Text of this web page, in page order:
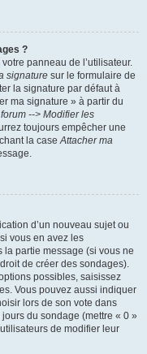
?
panneau de l’utilisateur.
signature sur le formulaire de
la signature par défaut à
ma signature » à partir du
--> Modifier les
toujours empêcher une
la caseAttacher ma
d’un nouveau sujet ou
vous en avez les
la partie message (si vous ne
de créer des sondages).
possibles, saisissez
Vous pouvez aussi indiquer
lors de son vote dans
du sondage (mettre « 0 »
de modifier leur